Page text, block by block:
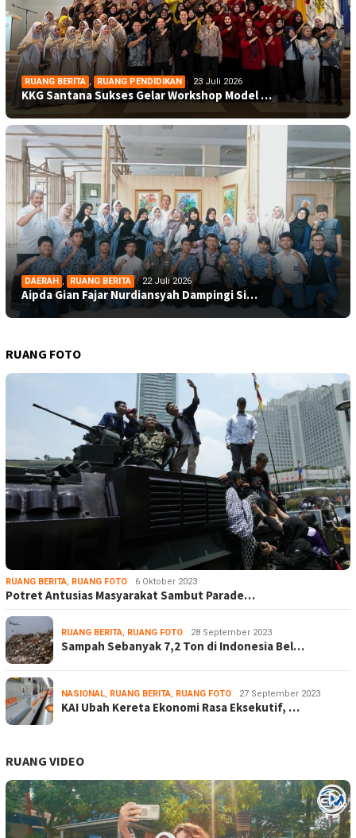
RUANG BERITA , RUANG PENDIDIKAN 23 Juli 2026
KKG Santana Sukses Gelar Workshop Model …
DAERAH , RUANG BERITA 22 Juli 2026
Aipda Gian Fajar Nurdiansyah Dampingi Si…
RUANG FOTO
RUANG BERITA, RUANG FOTO 6 Oktober 2023
Potret Antusias Masyarakat Sambut Parade…
RUANG BERITA, RUANG FOTO 28 September 2023
Sampah Sebanyak 7,2 Ton di Indonesia Bel…
NASIONAL, RUANG BERITA, RUANG FOTO 27 September 2023
KAI Ubah Kereta Ekonomi Rasa Eksekutif, …
RUANG VIDEO